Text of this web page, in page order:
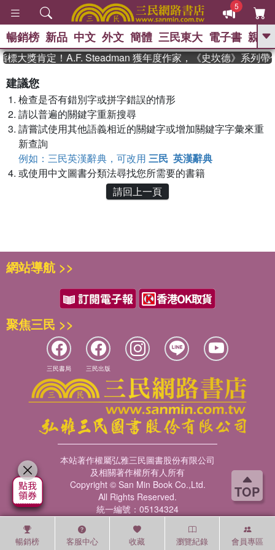
TOP
5
GO
史是一群喵 、
獎 臺灣漫遊錄
登輝時代 、 數學女孩：黎曼猜想 、
暢銷榜 新品 中文 外文 簡體 三民東大 電子書 親子
標大獎肯定！A.F. Steadman 獲年度作家，《史坎德》系列帶
建議您
檢查是否有錯別字或拼字錯誤的情形
請以普遍的關鍵字重新搜尋
請嘗試使用其他語義相近的關鍵字或增加關鍵字字彙來重
新查詢
例如：三民英漢辭典，可改用 三民 英漢辭典
或使用中文圖書分類法尋找您所需要的書籍
請回上一頁
暢銷榜 客服中心 收藏 瀏覽紀錄 會員專區
網站導航 >>
聚焦三民 >>
三民書局 三民出版
本站著作權屬弘雅三民圖書股份有限公司
及相關著作權所有人所有
Copyright © San Min Book Co.,Ltd.
All Rights Reserved.
統一編號：05134324